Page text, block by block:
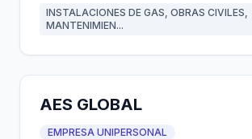
INSTALACIONES DE GAS, OBRAS CIVILES,
MANTENIMIEN...
AES GLOBAL
EMPRESA UNIPERSONAL